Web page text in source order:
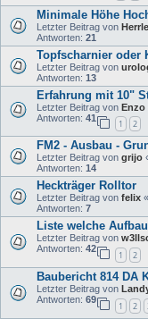
Minimale Höhe
Letzter Beitrag von
Antworten: 21
Topfscharnier oder
Letzter Beitrag von
Antworten: 13
Erfahrung mit 10"
Letzter Beitrag von Enzo
Antworten: 41
1 2
FM2 - Ausbau -
Letzter Beitrag von grijo
Antworten: 14
Heckträger Rolltor
Letzter Beitrag von felix «
Antworten: 7
Liste welche
Letzter Beitrag von
Antworten: 42
1 2
Baubericht 814 DA
Letzter Beitrag von
Antworten: 69
1 2